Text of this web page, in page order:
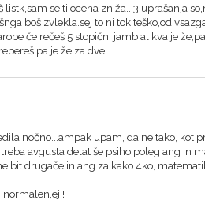
se ti ocena zniža...3 uprašanja
boš zvlekla.sej to ni tok teško,od
če rečeš 5 stopični jamb al kva je
je že za dve...
nočno...ampak upam, da ne tako, kot
avgusta delat še psiho poleg ang in
bit drugače in ang za kako 4ko,
normalen,ej!!